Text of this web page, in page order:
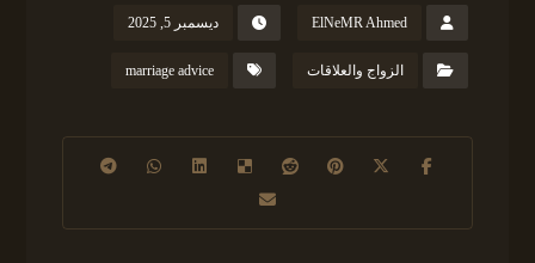
ElNeMR Ahmed ديسمبر 5, 2025
الزواج والعلاقات marriage advice